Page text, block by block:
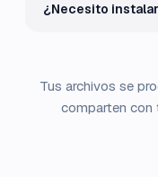
¿Necesito
Tus archivos se
comparten con